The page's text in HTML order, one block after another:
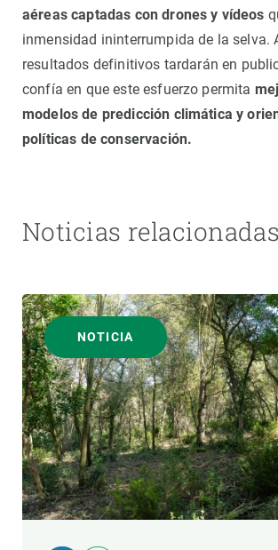
aéreas captadas con drones y vídeos
inmensidad ininterrumpida de la selva.
resultados definitivos tardarán en
confía en que este esfuerzo permita
modelos de predicción climática y
políticas de conservación.
Noticias relacionadas
NOTICIA